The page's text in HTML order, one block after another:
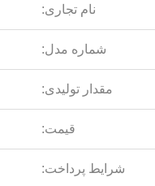
نام تجاری:
شماره مدل:
مقدار تولیدی:
قیمت:
شرایط پرداخت: